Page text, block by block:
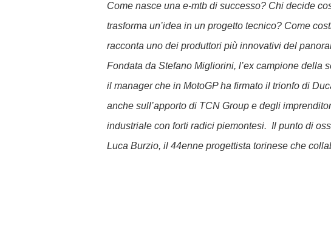
Come nasce una e-mtb di successo? Chi decide
trasforma un’idea in un progetto tecnico? Come
racconta uno dei produttori più innovativi del
Fondata da Stefano Migliorini, l’ex campione della
il manager che in MotoGP ha firmato il trionfo di
anche sull’apporto di TCN Group e degli
industriale con forti radici piemontesi. Il punto di
Luca Burzio, il 44enne progettista torinese che